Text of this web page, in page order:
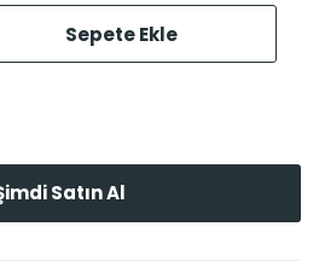
Sepete Ekle
Satın Al